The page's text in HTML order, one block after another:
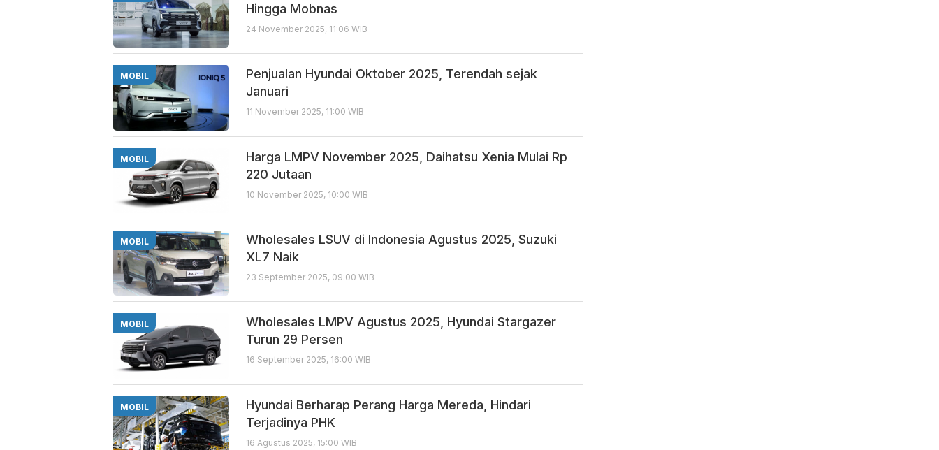
Hingga Mobnas
24 November 2025, 11:06 WIB
MOBIL
Penjualan Hyundai Oktober 2025, Terendah sejak
Januari
11 November 2025, 11:00 WIB
MOBIL
Harga LMPV November 2025, Daihatsu Xenia Mulai Rp
220 Jutaan
10 November 2025, 10:00 WIB
MOBIL
Wholesales LSUV di Indonesia Agustus 2025, Suzuki
XL7 Naik
23 September 2025, 09:00 WIB
MOBIL
Wholesales LMPV Agustus 2025, Hyundai Stargazer
Turun 29 Persen
16 September 2025, 16:00 WIB
MOBIL
Hyundai Berharap Perang Harga Mereda, Hindari
Terjadinya PHK
16 Agustus 2025, 15:00 WIB